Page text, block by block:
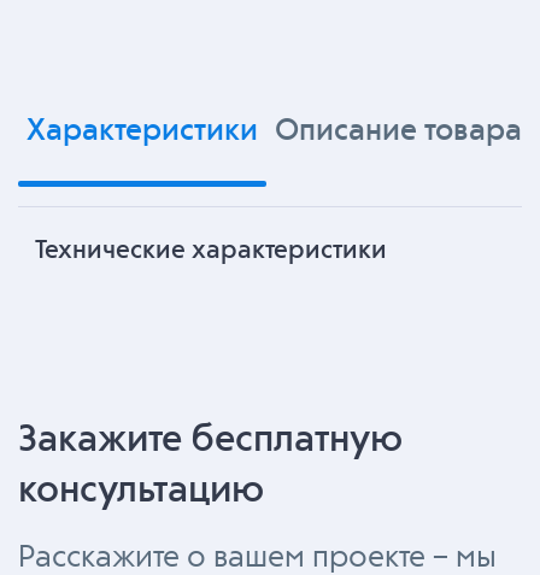
Характеристики Описание товара
Технические характеристики
Закажите бесплатную
консультацию
Расскажите о вашем проекте – мы